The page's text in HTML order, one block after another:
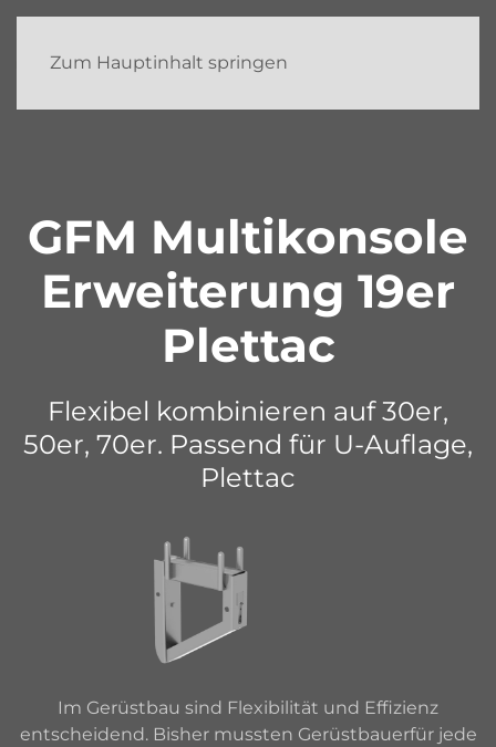
Zum Hauptinhalt springen
GFM Multikonsole
Erweiterung 19er
Plettac
Flexibel kombinieren auf 30er,
50er, 70er. Passend für U-Auflage,
Plettac
Im Gerüstbau sind Flexibilität und Effizienz
entscheidend. Bisher mussten Gerüstbauerfür jede